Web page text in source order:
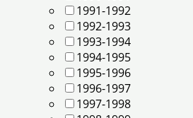
1991-1992
1992-1993
1993-1994
1994-1995
1995-1996
1996-1997
1997-1998